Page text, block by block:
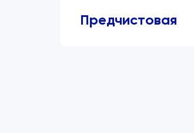
Предчистовая